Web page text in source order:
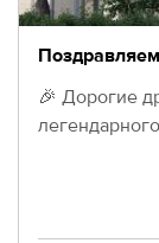
🎉 Дорогие